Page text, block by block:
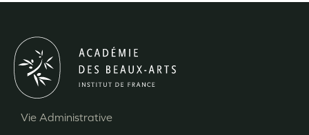
Vie Administrative